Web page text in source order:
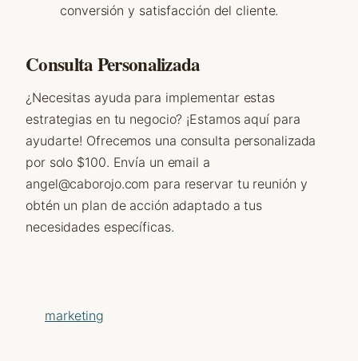
conversión y satisfacción del cliente.
Consulta Personalizada
¿Necesitas ayuda para implementar estas
estrategias en tu negocio? ¡Estamos aquí para
ayudarte! Ofrecemos una consulta personalizada
por solo $100. Envía un email a
angel@caborojo.com para reservar tu reunión y
obtén un plan de acción adaptado a tus
necesidades específicas.
marketing